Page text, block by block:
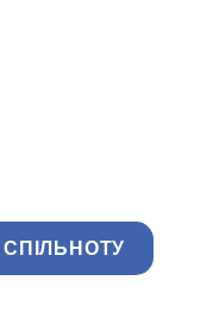
СПІЛЬНОТУ